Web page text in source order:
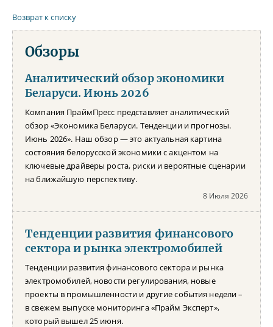
Возврат к списку
Обзоры
Аналитический обзор экономики
Беларуси. Июнь 2026
Компания ПраймПресс представляет аналитический
обзор «Экономика Беларуси. Тенденции и прогнозы.
Июнь 2026». Наш обзор — это актуальная картина
состояния белорусской экономики с акцентом на
ключевые драйверы роста, риски и вероятные сценарии
на ближайшую перспективу.
8 Июля 2026
Тенденции развития финансового
сектора и рынка электромобилей
Тенденции развития финансового сектора и рынка
электромобилей, новости регулирования, новые
проекты в промышленности и другие события недели –
в свежем выпуске мониторинга «Прайм Эксперт»,
который вышел 25 июня.